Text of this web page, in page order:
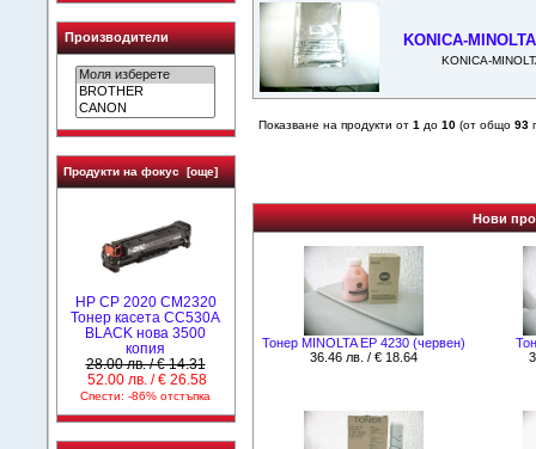
Производители
Продукти на фокус [още]
HP CP 2020 CM2320
Тонер касета CC530A
BLACK нова 3500
копия
28.00 лв. / € 14.31
52.00 лв. / € 26.58
Спести: -86% отстъпка
KONICA-
KONICA-
Показване на продукти от 1 до 10(от общо 93
Нови
Тонер MINOLTA EP 4230 (червен)
36.46 лв. / € 18.64